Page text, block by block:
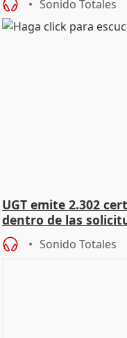
Sonido Totales
UGT emite 2.302
dentro de las
Sonido Totales